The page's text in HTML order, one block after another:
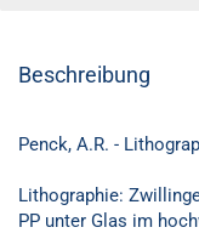
Beschreibung
Penck, A.R. -
Lithographie:
PP unter Glas im